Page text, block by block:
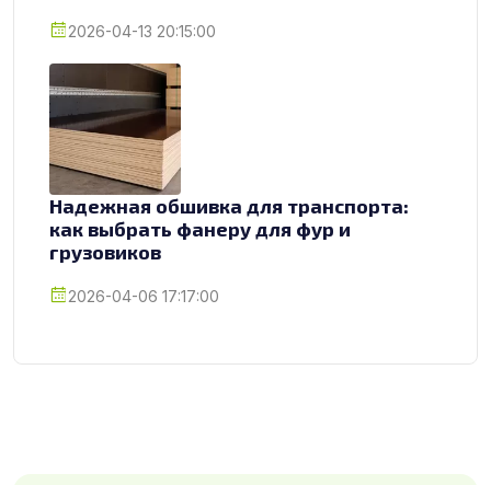
2026-04-13 20:15:00
Надежная обшивка для транспорта:
как выбрать фанеру для фур и
грузовиков
2026-04-06 17:17:00